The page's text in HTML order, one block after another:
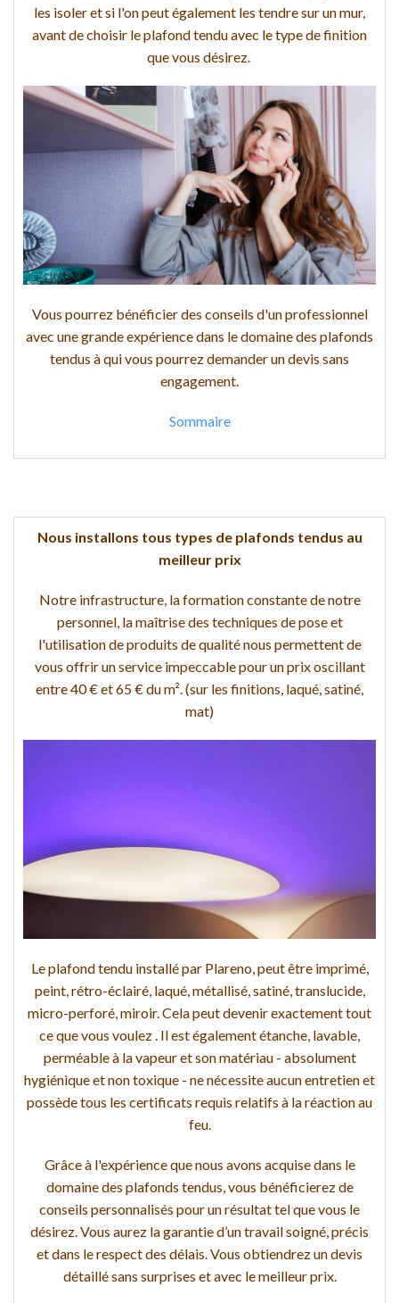
les isoler et si l'on peut également les tendre sur un mur,
avant de choisir le plafond tendu avec le type de finition
que vous désirez.
Vous pourrez bénéficier des conseils d'un professionnel
avec une grande expérience dans le domaine des plafonds
tendus à qui vous pourrez demander un devis sans
engagement.
Sommaire
Nous installons tous types de plafonds tendus au
meilleur prix
Notre infrastructure, la formation constante de notre
personnel, la maîtrise des techniques de pose et
l'utilisation de produits de qualité nous permettent de
vous offrir un service impeccable pour un prix oscillant
entre 40 € et 65 € du m². (sur les finitions, laqué, satiné,
mat)
Le plafond tendu installé par Plareno, peut être imprimé,
peint, rétro-éclairé, laqué, métallisé, satiné, translucide,
micro-perforé, miroir. Cela peut devenir exactement tout
ce que vous voulez . Il est également étanche, lavable,
perméable à la vapeur et son matériau - absolument
hygiénique et non toxique - ne nécessite aucun entretien et
possède tous les certificats requis relatifs à la réaction au
feu.
Grâce à l'expérience que nous avons acquise dans le
domaine des plafonds tendus, vous bénéficierez de
conseils personnalisés pour un résultat tel que vous le
désirez. Vous aurez la garantie d’un travail soigné, précis
et dans le respect des délais. Vous obtiendrez un devis
détaillé sans surprises et avec le meilleur prix.